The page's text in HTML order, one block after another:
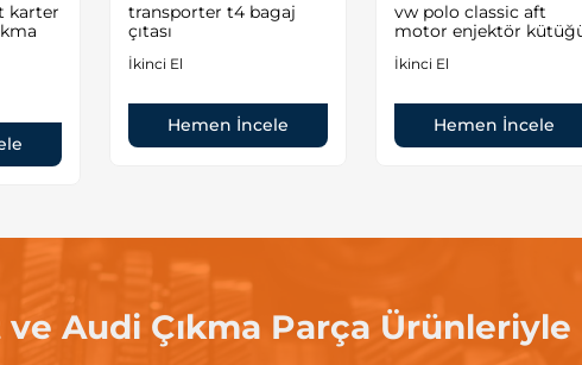
karter
transporter t4 bagaj
çıtası
İkinci El
Hemen İncele
vw polo classic aft
motor enjektör
İkinci El
Hemen İncele
ve Audi Çıkma Parça Ürünleriyle